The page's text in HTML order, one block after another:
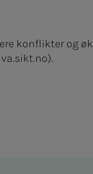
konflikter og